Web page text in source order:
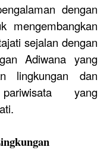
dengan
mengembangkan
sejalan dengan
Adiwana yang
lingkungan dan
yang